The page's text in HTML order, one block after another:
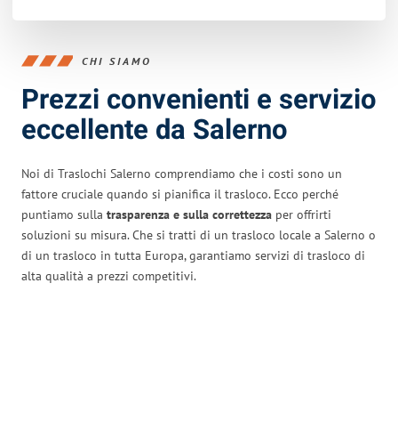
CHI SIAMO
Prezzi convenienti e servizio
eccellente da Salerno
Noi di Traslochi Salerno comprendiamo che i costi sono un
fattore cruciale quando si pianifica il trasloco. Ecco perché
puntiamo sulla trasparenza e sulla correttezza per offrirti
soluzioni su misura. Che si tratti di un trasloco locale a Salerno o
di un trasloco in tutta Europa, garantiamo servizi di trasloco di
alta qualità a prezzi competitivi.